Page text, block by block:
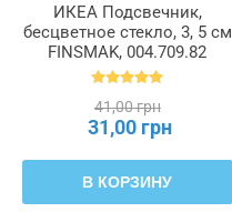
ИКЕА Подсвечник,
бесцветное стекло, 3, 5 см
FINSMAK, 004.709.82
41,00 грн
31,00 грн
В КОРЗИНУ